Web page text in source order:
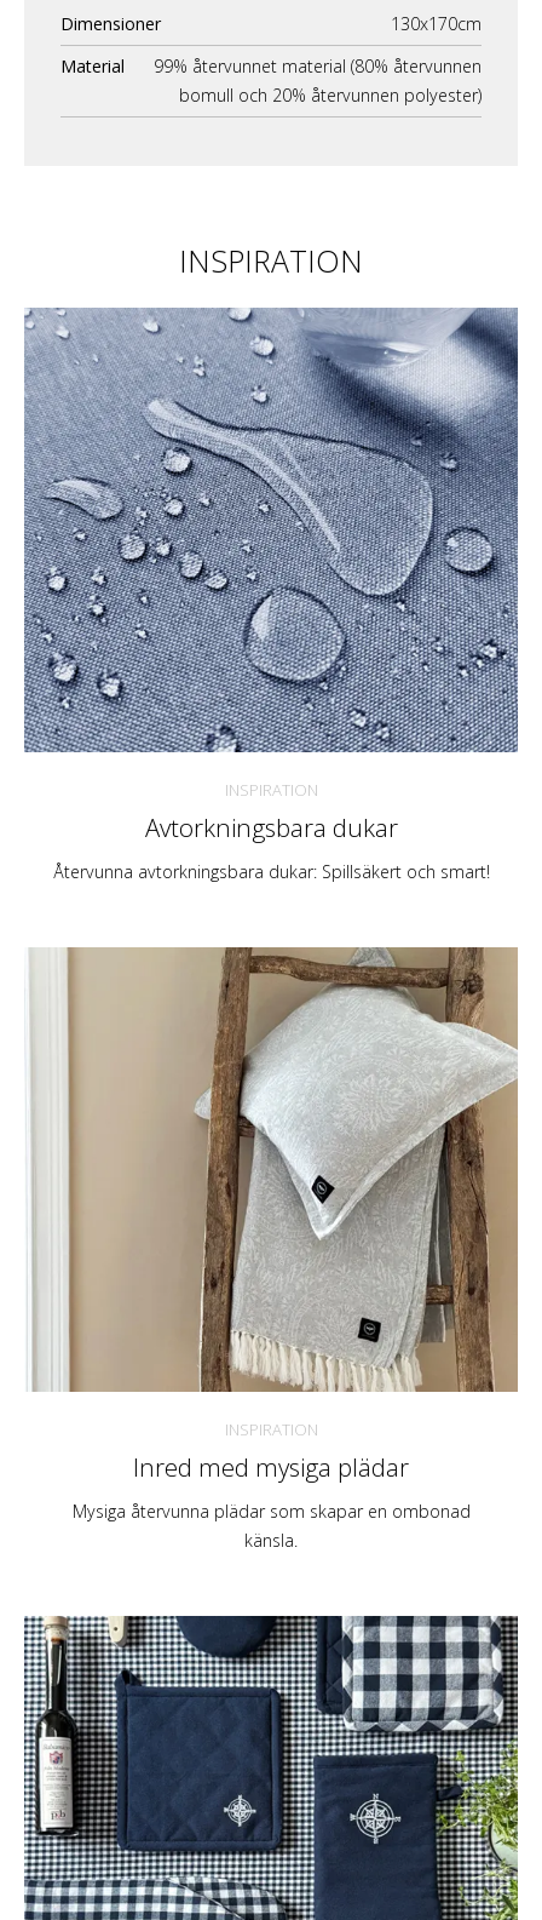
Dimensioner
130x170cm
Material
99% återvunnet material (80% återvunnen
bomull och 20% återvunnen polyester)
INSPIRATION
INSPIRATION
Avtorkningsbara dukar
Återvunna avtorkningsbara dukar: Spillsäkert och smart!
INSPIRATION
Inred med mysiga plädar
Mysiga återvunna plädar som skapar en ombonad
känsla.